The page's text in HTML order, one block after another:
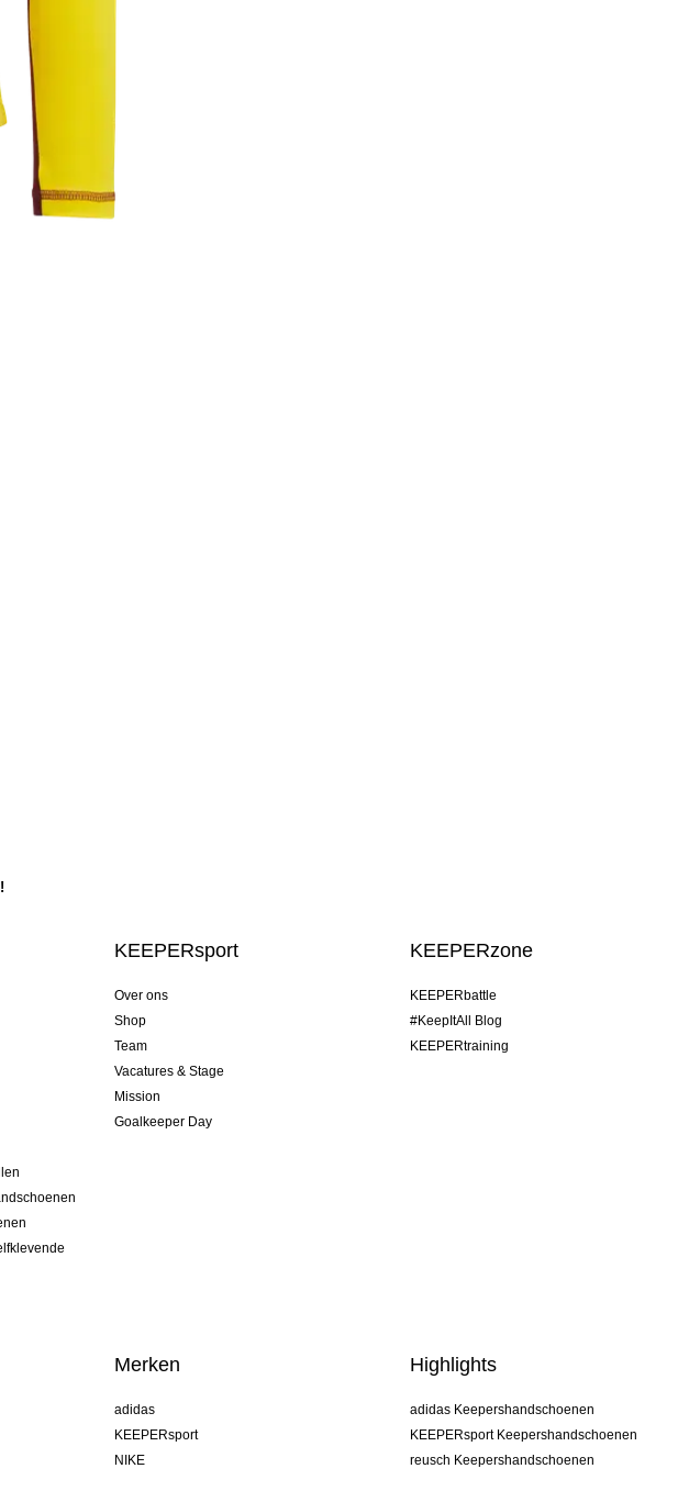
KEEPERsport
Over ons
Shop
Team
Vacatures & Stage
Mission
Goalkeeper Day
KEEPERzone
KEEPERbattle
#KeepItAll Blog
KEEPERtraining
Merken
adidas
KEEPERsport
NIKE
Highlights
adidas Keepershandschoenen
KEEPERsport Keepershandschoenen
reusch Keepershandschoenen